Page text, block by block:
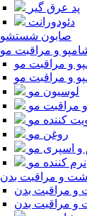
پد عرق گیر
دئودورانت
صابون شستشو
و مراقبت مو
و مراقبت مو
و مراقبت مو
لوسیون مو
مراقبت مو
کننده مو
روغن مو
اسپری مو
نرم کننده مو
و مراقبت بدن
و مراقبت بدن
و مراقبت بدن